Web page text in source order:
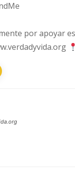
por apoyar